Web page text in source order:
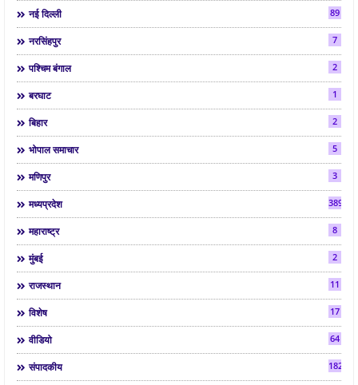
नई दिल्ली 89
नरसिंहपुर 7
पश्चिम बंगाल 2
बरघाट 1
बिहार 2
भोपाल समाचार 5
मणिपुर 3
मध्यप्रदेश 3892
महाराष्ट्र 8
मुंबई 2
राजस्थान 11
विशेष 17
वीडियो 64
संपादकीय 182